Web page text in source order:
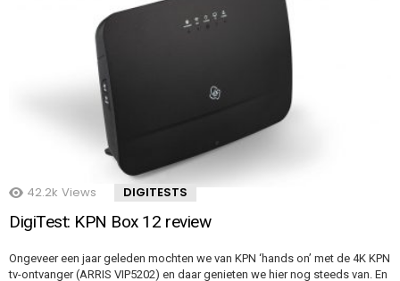
42.2k Views DIGITESTS
DigiTest: KPN Box 12 review
Ongeveer een jaar geleden mochten we van KPN ‘hands on’ met de 4K KPN
tv-ontvanger (ARRIS VIP5202) en daar genieten we hier nog steeds van. En